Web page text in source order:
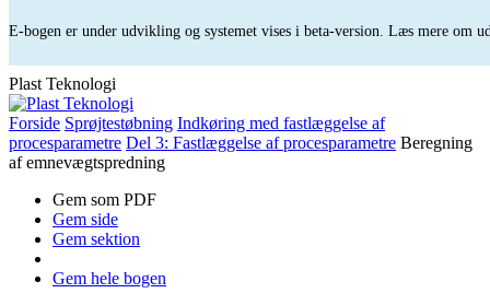
E-bogen er under udvikling og systemet vises i beta-version. Læs mere om
Plast Teknologi
Forside Sprøjtestøbning Indkøring med fastlæggelse af
procesparametre Del 3: Fastlæggelse af procesparametre Beregning
af emnevægtspredning
Gem som PDF
Gem side
Gem sektion
Gem hele bogen